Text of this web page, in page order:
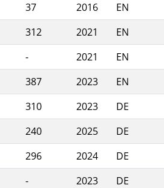
37 2016
EN
312 2021
EN
- 2021
EN
387 2023
EN
310 2023
DE
240 2025
DE
296 2024
DE
- 2023 DE